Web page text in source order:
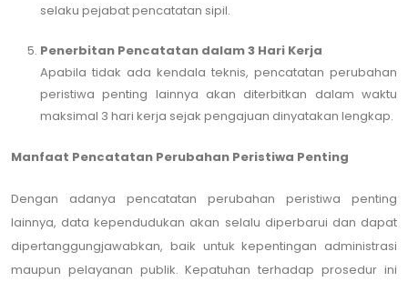
selaku pejabat pencatatan sipil.
Penerbitan Pencatatan dalam 3 Hari Kerja
Apabila tidak ada kendala teknis, pencatatan perubahan
peristiwa penting lainnya akan diterbitkan dalam waktu
maksimal 3 hari kerja sejak pengajuan dinyatakan lengkap.
Manfaat Pencatatan Perubahan Peristiwa Penting
Dengan adanya pencatatan perubahan peristiwa penting
lainnya, data kependudukan akan selalu diperbarui dan dapat
dipertanggungjawabkan, baik untuk kepentingan administrasi
maupun pelayanan publik. Kepatuhan terhadap prosedur ini